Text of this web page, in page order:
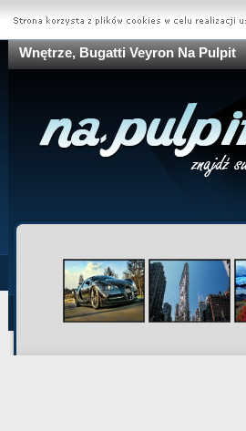
Wnętrze, Bugatti Veyron Na Pulpit